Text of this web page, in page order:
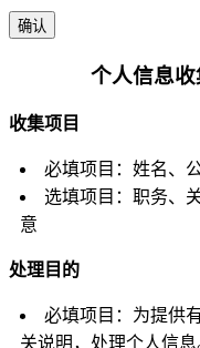
确认
个人信息
收集项目
必填项目：姓名、
选填项目：职务、
意
处理目的
必填项目：为提供
关说明，处理个人信息